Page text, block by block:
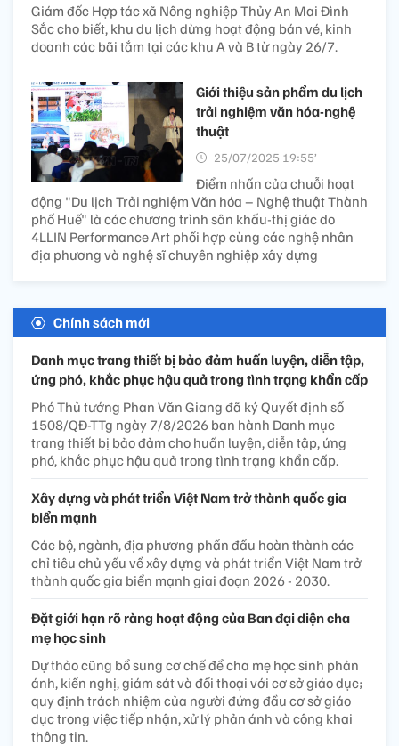
Giám đốc Hợp tác xã Nông nghiệp Thủy An Mai Đình
Sắc cho biết, khu du lịch dừng hoạt động bán vé, kinh
doanh các bãi tắm tại các khu A và B từ ngày 26/7.
Giới thiệu sản phẩm du lịch
trải nghiệm văn hóa-nghệ
thuật
25/07/2025 19:55’
Điểm nhấn của chuỗi hoạt
động "Du lịch Trải nghiệm Văn hóa – Nghệ thuật Thành
phố Huế" là các chương trình sân khấu-thị giác do
4LLIN Performance Art phối hợp cùng các nghệ nhân
địa phương và nghệ sĩ chuyên nghiệp xây dựng
Chính sách mới
Danh mục trang thiết bị bảo đảm huấn luyện, diễn tập,
ứng phó, khắc phục hậu quả trong tình trạng khẩn cấp
Phó Thủ tướng Phan Văn Giang đã ký Quyết định số
1508/QĐ-TTg ngày 7/8/2026 ban hành Danh mục
trang thiết bị bảo đảm cho huấn luyện, diễn tập, ứng
phó, khắc phục hậu quả trong tình trạng khẩn cấp.
Xây dựng và phát triển Việt Nam trở thành quốc gia
biển mạnh
Các bộ, ngành, địa phương phấn đấu hoàn thành các
chỉ tiêu chủ yếu về xây dựng và phát triển Việt Nam trở
thành quốc gia biển mạnh giai đoạn 2026 - 2030.
Đặt giới hạn rõ ràng hoạt động của Ban đại diện cha
mẹ học sinh
Dự thảo cũng bổ sung cơ chế để cha mẹ học sinh phản
ánh, kiến nghị, giám sát và đối thoại với cơ sở giáo dục;
quy định trách nhiệm của người đứng đầu cơ sở giáo
dục trong việc tiếp nhận, xử lý phản ánh và công khai
thông tin.